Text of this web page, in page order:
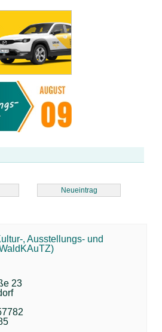
Neueintrag
, Ausstellungs- und
23